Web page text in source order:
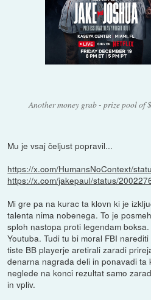
Another money grab - prize pool of
Mu je vsaj čeljust popravil...
https://x.com/HumansNoContext/
https://x.com/jakepaul/status/
Mi gre pa na kurac ta klovn ki je
talenta nima nobenega. To je
sploh nastopa proti legendam
Youtuba. Tudi tu bi moral FBI
tiste BB playerje aretirali zaradi
denarna nagrada deli in ponavadi ta
neglede na konci rezultat samo
in vpliv.